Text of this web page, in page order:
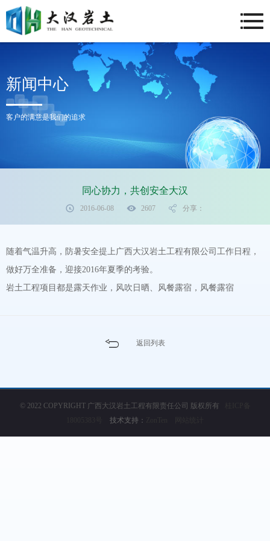
新闻中心
客户的满意是我们的追求
同心协力，共创安全大汉
2016-06-08 2607 分享：
随着气温升高，防暑安全提上广西大汉岩土工程有限公司工作日程，
做好万全准备，迎接2016年夏季的考验。
岩土工程项目都是露天作业，风吹日晒、风餐露宿，风餐露宿
返回列表
© 2022 COPYRIGHT 广西大汉岩土工程有限责任公司 版权所有
技术支持：